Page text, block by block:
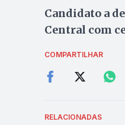
Candidato a
Central com
COMPARTILHAR
RELACIONADAS